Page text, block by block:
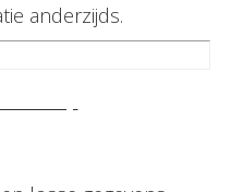
anderzijds.